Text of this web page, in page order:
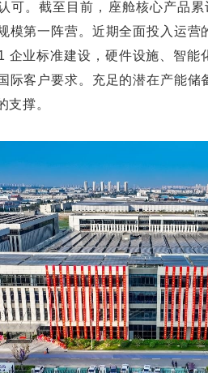
可。截至目前，座舱核心产品
模第一阵营。近期全面投入运营
企业标准建设，硬件设施、智能
际客户要求。充足的潜在产能储
支撑。